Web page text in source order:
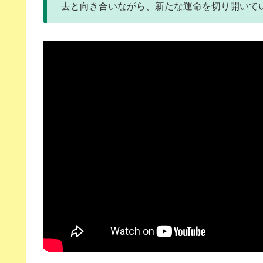
去と向き合いながら、新たな運命を切り開いて